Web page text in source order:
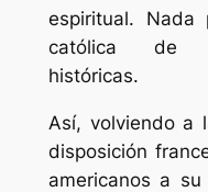
espiritual. Nada
católica de
históricas.
Así, volviendo a
disposición
americanos a